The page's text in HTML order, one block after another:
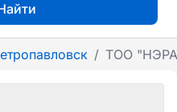
/ ТОО